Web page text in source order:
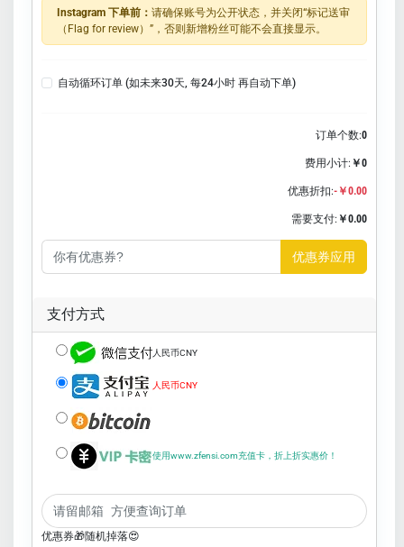
Instagram 下单前： 请确保账号为公开状态，并关闭“标记送审
（Flag for review）”，否则新增粉丝可能不会直接显示。
自动循环订单 (如未来30天, 每24小时 再自动下单)
订单个数:0
费用小计: ￥0
优惠折扣:-￥0.00
需要支付: ￥0.00
优惠券应用
支付方式
人民币CNY
人民币CNY
使用www.zfensi.com充值卡，折上折实惠价！
优惠券🎁随机掉落😍